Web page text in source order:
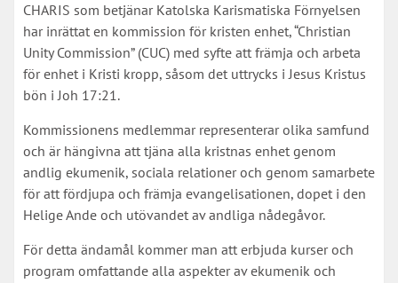
CHARIS som betjänar Katolska Karismatiska Förnyelsen
har inrättat en kommission för kristen enhet, “Christian
Unity Commission” (CUC) med syfte att främja och arbeta
för enhet i Kristi kropp, såsom det uttrycks i Jesus Kristus
bön i Joh 17:21.
Kommissionens medlemmar representerar olika samfund
och är hängivna att tjäna alla kristnas enhet genom
andlig ekumenik, sociala relationer och genom samarbete
för att fördjupa och främja evangelisationen, dopet i den
Helige Ande och utövandet av andliga nådegåvor.
För detta ändamål kommer man att erbjuda kurser och
program omfattande alla aspekter av ekumenik och